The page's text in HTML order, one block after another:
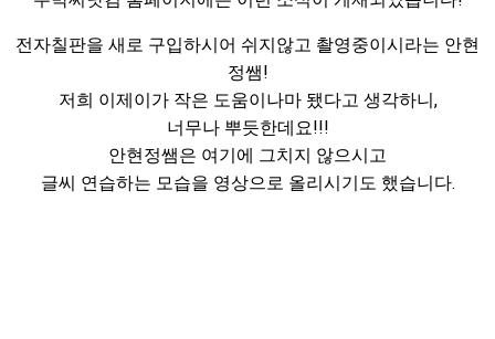
전자칠판을 새로 구입하시어 쉬지않고 촬영중이시라는 안현
정쌤!
저희 이제이가 작은 도움이나마 됐다고 생각하니,
너무나 뿌듯한데요!!!
안현정쌤은 여기에 그치지 않으시고
글씨 연습하는 모습을 영상으로 올리시기도 했습니다.